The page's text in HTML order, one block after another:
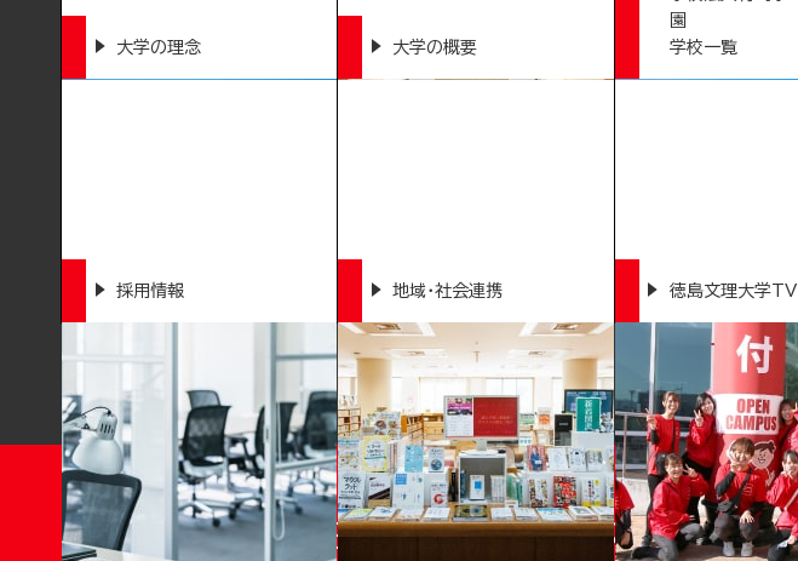
大学の理念 大学の概要
園
学校一覧
採用情報 地域・社会連携 徳島文理大学TV
TOKUSHIMA BUNRI UNIVERSITY